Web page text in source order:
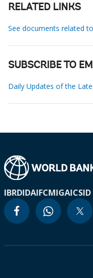
RELATED LINKS
See documents related
SUBSCRIBE TO
Daily Updates of the
IBRDIDAIFCMIGAICSID